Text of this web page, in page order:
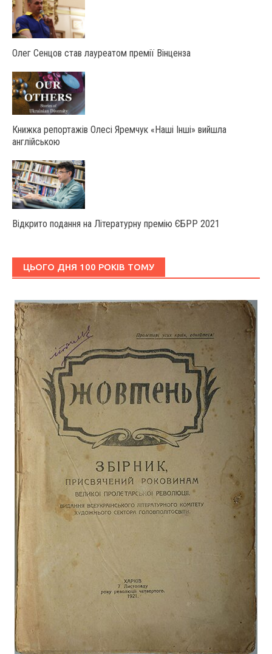
Олег Сенцов став лауреатом премії Вінценза
Книжка репортажів Олесі Яремчук «Наші Інші» вийшла
англійською
Відкрито подання на Літературну премію ЄБРР 2021
ЦЬОГО ДНЯ 100 РОКІВ ТОМУ